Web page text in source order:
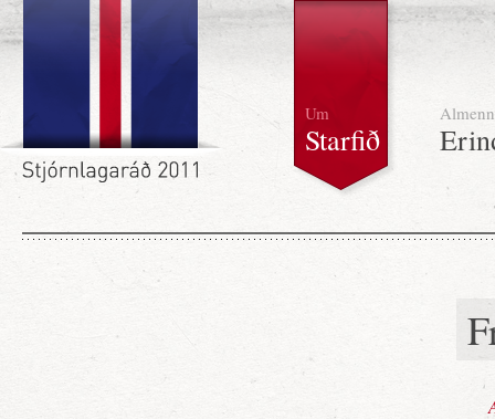
Um
Starfið
Almenn